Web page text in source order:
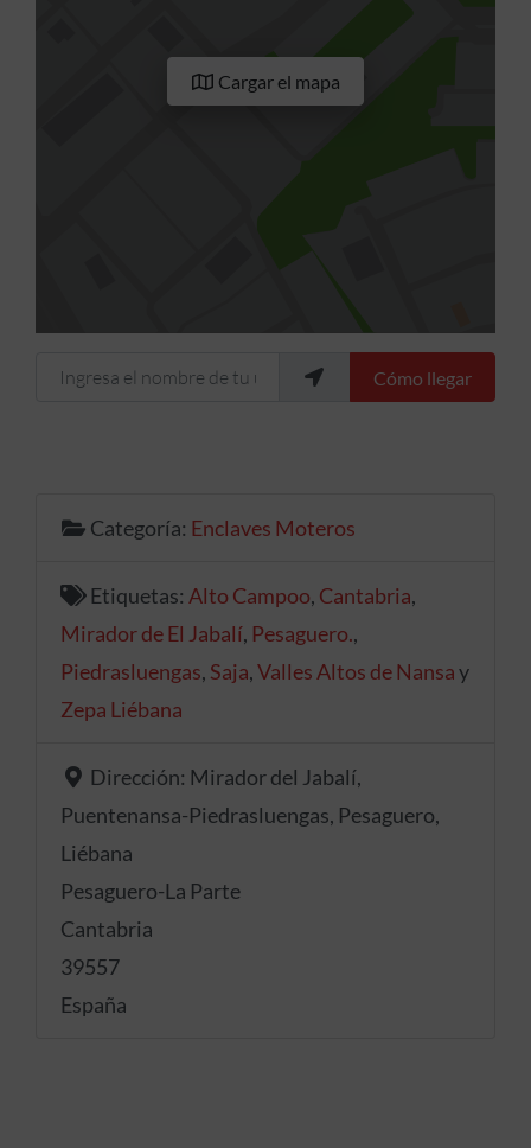
Cargar el mapa
Ingresa el nombre de tu ubicación Cómo llegar
Categoría: Enclaves Moteros
Etiquetas: Alto Campoo, Cantabria,
Mirador de El Jabalí, Pesaguero.,
Piedrasluengas, Saja,Valles Altos de Nansay
Zepa Liébana
Dirección: Mirador del Jabalí,
Puentenansa-Piedrasluengas, Pesaguero,
Liébana
Pesaguero-La Parte
Cantabria
39557
España